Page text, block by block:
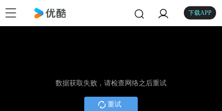
下载APP
数据获取失败，请检查网络之后重试
重试